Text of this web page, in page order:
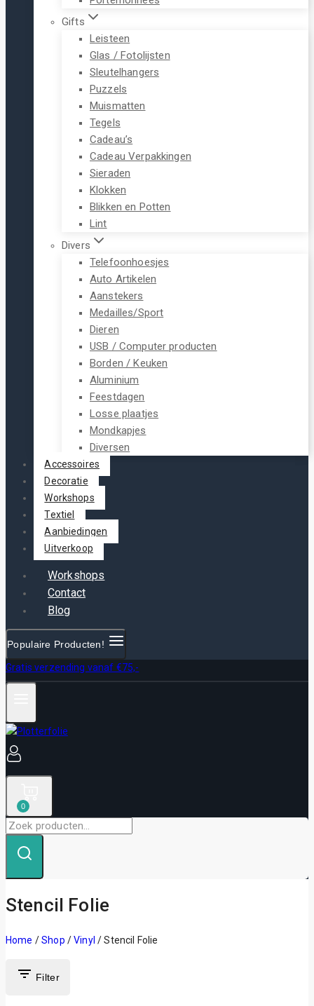
Gifts
Leisteen
Glas / Fotolijsten
Sleutelhangers
Puzzels
Muismatten
Tegels
Cadeau’s
Cadeau Verpakkingen
Sieraden
Klokken
Blikken en Potten
Lint
Divers
Telefoonhoesjes
Auto Artikelen
Aanstekers
Medailles/Sport
Dieren
USB / Computer producten
Borden / Keuken
Aluminium
Feestdagen
Losse plaatjes
Mondkapjes
Diversen
Accessoires
Decoratie
Workshops
Textiel
Aanbiedingen
Uitverkoop
Workshops
Contact
Blog
Populaire Producten!
Gratis verzending vanaf €75,-
0
Zoek
Stencil Folie
Home /Shop /Vinyl / Stencil Folie
Filter